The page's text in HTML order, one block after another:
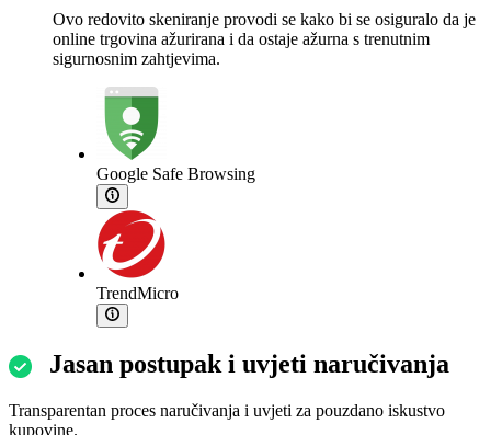
Ovo redovito skeniranje provodi se kako bi se osiguralo da je
online trgovina ažurirana i da ostaje ažurna s trenutnim
sigurnosnim zahtjevima.
Google Safe Browsing
TrendMicro
Jasan postupak i uvjeti naručivanja
Transparentan proces naručivanja i uvjeti za pouzdano iskustvo
kupovine.